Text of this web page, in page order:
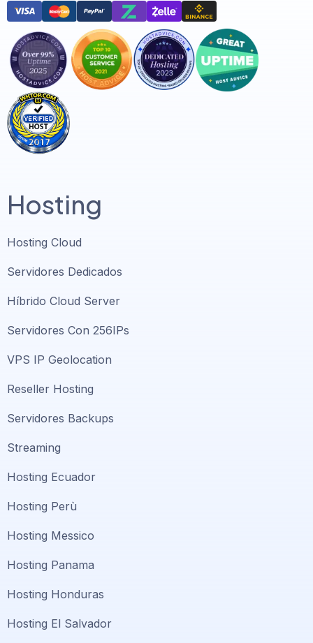
Hosting
Hosting Cloud
Servidores Dedicados
Híbrido Cloud Server
Servidores Con 256IPs
VPS IP Geolocation
Reseller Hosting
Servidores Backups
Streaming
Hosting Ecuador
Hosting Perù
Hosting Messico
Hosting Panama
Hosting Honduras
Hosting El Salvador